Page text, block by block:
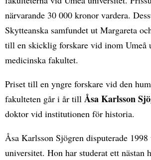
närvarande 30 000 kronor vardera.
Skytteanska samfundet ut Margareta
till en skicklig forskare vid inom Umeå
medicinska fakultet.
Priset till en yngre forskare vid den
fakulteten går i år till Åsa Karlsson
doktor vid institutionen för historia.
Åsa Karlsson Sjögren disputerade
universitet. Hon har studerat ett nästan